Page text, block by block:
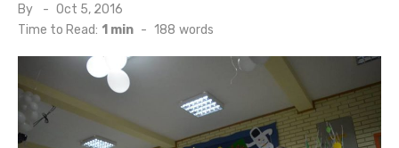
By
Posted
on
Oct 5, 2016
Time to Read: 1 min - 188 words